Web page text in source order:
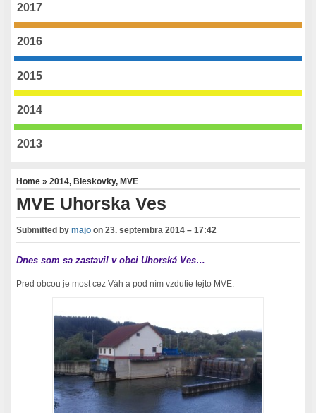
2017
2016
2015
2014
2013
Home»2014, Bleskovky, MVE
MVE Uhorska Ves
Submitted bymajo on23. septembra 2014 – 17:42
Dnes som sa zastavil v obci Uhorská Ves…
Pred obcou je most cez Váh a pod ním vzdutie tejto MVE: